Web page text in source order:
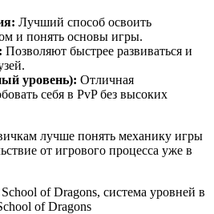
Лучший способ освоить
и понять основы игры.
Позволяют быстрее развиваться и
уровень): Отличная
себя в PvP без высоких
лучше понять механику игры
от игрового процесса уже в
of Dragons, система уровней в
of Dragons